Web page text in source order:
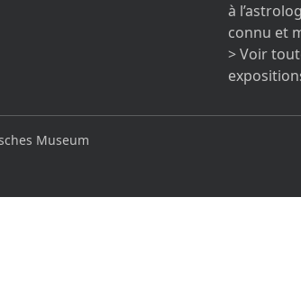
à
connu et
> Voir
Museum